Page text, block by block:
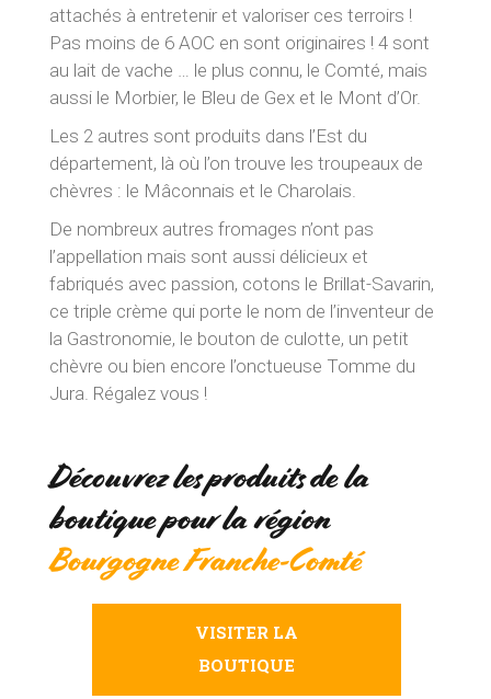
attachés à entretenir et valoriser ces terroirs !
Pas moins de 6 AOC en sont originaires ! 4 sont
au lait de vache … le plus connu, le Comté, mais
aussi le Morbier, le Bleu de Gex et le Mont d’Or.
Les 2 autres sont produits dans l’Est du
département, là où l’on trouve les troupeaux de
chèvres : le Mâconnais et le Charolais.
De nombreux autres fromages n’ont pas
l’appellation mais sont aussi délicieux et
fabriqués avec passion, cotons le Brillat-Savarin,
ce triple crème qui porte le nom de l’inventeur de
la Gastronomie, le bouton de culotte, un petit
chèvre ou bien encore l’onctueuse Tomme du
Jura. Régalez vous !
Découvrez les produits de la
boutique pour la région
Bourgogne Franche-Comté
VISITER LA
BOUTIQUE